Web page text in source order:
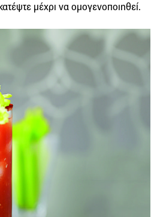
μέχρι να ομογενοποιηθεί.